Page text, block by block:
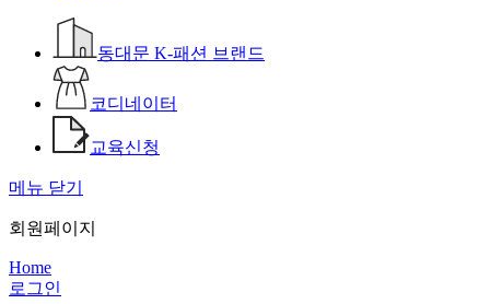
동대문 K-패션 브랜드
코디네이터
교육신청
메뉴 닫기
회원페이지
Home
로그인